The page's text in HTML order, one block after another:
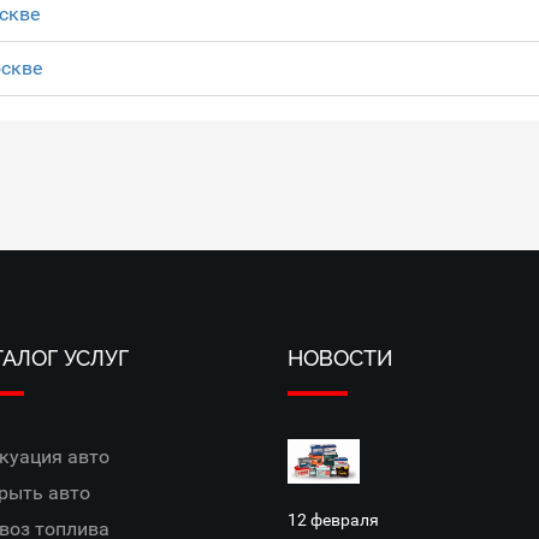
УСЛУГ
авто
авто
топлива
НОВОСТИ
12 февраля